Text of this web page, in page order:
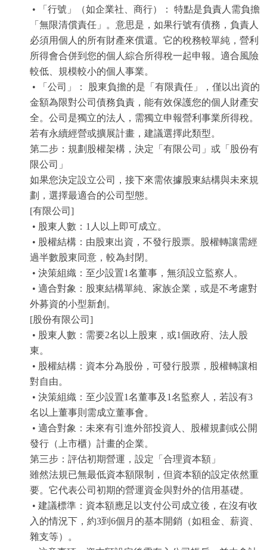
• 「行號」（如企業社、商行）： 特點是負責人需負擔
「無限清償責任」。意思是，如果行號有債務，負責人
必須用個人的所有財產來償還。它的稅務較單純，營利
所得會合併到您的個人綜合所得稅一起申報。適合風險
較低、規模較小的個人事業。
• 「公司」： 股東負擔的是「有限責任」，僅以出資的
金額為限對公司債務負責，能有效保護您的個人財產安
全。公司是獨立的法人，需獨立申報營利事業所得稅。
若有永續經營或擴展計畫，建議選擇此類型。
第二步：規劃股權架構，決定「有限公司」或「股份有
限公司」
如果您決定設立公司，接下來需依據股東結構與未來規
劃，選擇最適合的公司型態。
[有限公司]
• 股東人數：1人以上即可成立。
• 股權結構：由股東出資，不發行股票。股權轉讓需經
過半數股東同意，較為封閉。
• 決策組織：至少設置1名董事，無須設立監察人。
• 適合對象：股東結構單純、家族企業，或是不考慮對
外募資的小型新創。
[股份有限公司]
• 股東人數：需要2名以上股東，或1個政府、法人股
東。
• 股權結構：資本分為股份，可發行股票，股權轉讓相
對自由。
• 決策組織：至少設置1名董事及1名監察人，若設有3
名以上董事則需成立董事會。
• 適合對象：未來有引進外部投資人、股權規劃或公開
發行（上市櫃）計畫的企業。
第三步：評估初期營運，設定「合理資本額」
雖然法規已無最低資本額限制，但資本額的設定依然重
要。它代表公司初期的營運資金與對外的信用基礎。
• 建議標準：資本額應足以支付公司成立後，在沒有收
入的情況下，約3到6個月的基本開銷（如租金、薪資、
雜支等）。